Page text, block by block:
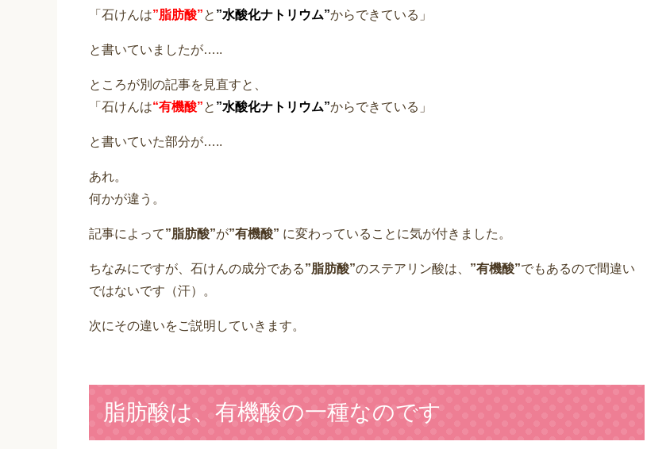
「石けんは”脂肪酸”と ”水酸化ナトリウム”からできている」
と書いていましたが…..
ところが別の記事を見直すと、
「石けんは“有機酸”と ”水酸化ナトリウム”からできている」
と書いていた部分が…..
あれ。
何かが違う。
記事によって”脂肪酸”が”有機酸” に変わっていることに気が付きました。
ちなみにですが、石けんの成分である”脂肪酸”のステアリン酸は、 ”有機酸”でもあるので間違い
ではないです（汗）。
次にその違いをご説明していきます。
脂肪酸は、有機酸の一種なのです